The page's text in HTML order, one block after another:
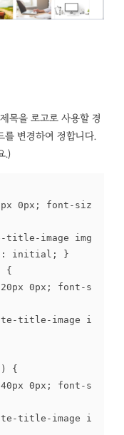
목을 로고로 사용할 경
를 변경하여 정합니다.
.)
initial; }